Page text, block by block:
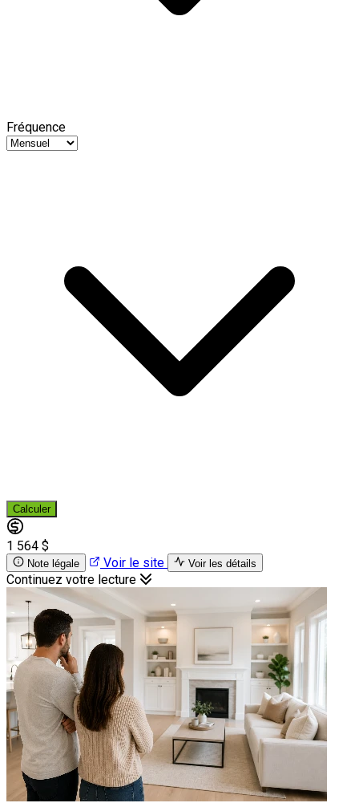
Fréquence
Calculer
1 564 $
Note légale Voir le site Voir les détails
Continuez votre lecture